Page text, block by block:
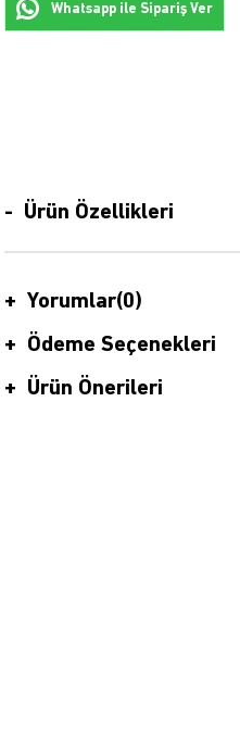
Whatsapp ile Sipariş Ver
Ürün Özellikleri
Yorumlar(0)
Ödeme Seçenekleri
Ürün Önerileri